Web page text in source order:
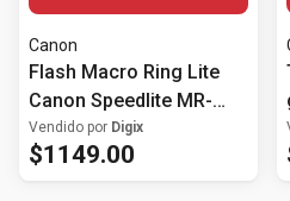
Canon
Flash Macro Ring Lite
Canon Speedlite MR-
14EX II
Vendido por Digix
$1149.00